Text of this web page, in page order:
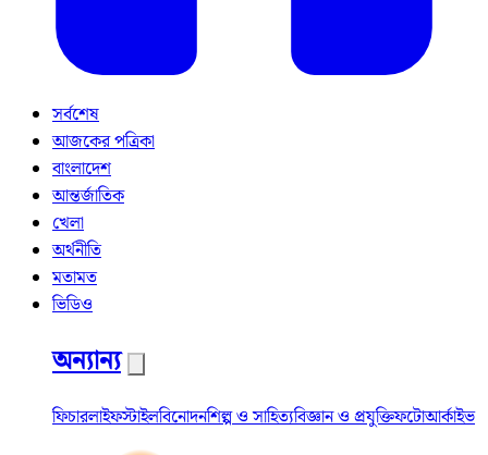
সর্বশেষ
আজকের পত্রিকা
বাংলাদেশ
আন্তর্জাতিক
খেলা
অর্থনীতি
মতামত
ভিডিও
অন্যান্য
ফিচারলাইফস্টাইলবিনোদনশিল্প ও সাহিত্যবিজ্ঞান ও প্রযুক্তিফটোআর্কাইভ